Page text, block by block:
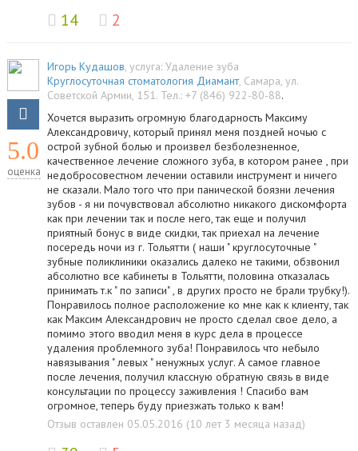
14 2
5.0
оценка
Игорь Кудашов, услуга: Удаление зуба
Круглосуточная стоматология Диамант, Самара, ул.
Советской Армии, 151. Тел.: +7 (846) 922-80-88.
Хочется выразить огромную благодарность Максиму
Александровичу, который принял меня поздней ночью с
острой зубной болью и произвел безболезненное,
качественное лечение сложного зуба, в котором ранее , при
недобросовестном лечении оставили инструмент и ничего
не сказали. Мало того что при панической боязни лечения
зубов - я ни почувствовал абсолютно никакого дискомфорта
как при лечении так и после него, так еще и получил
приятный бонус в виде скидки, так приехал на лечение
посередь ночи из г. Тольятти ( наши " круглосуточные "
зубные поликлиники оказались далеко не такими, обзвонил
абсолютно все кабинеты в Тольятти, половина отказалась
принимать т.к " по записи" , в других просто не брали трубку!).
Понравилось полное расположение ко мне как к клиенту, так
как Максим Александрович не просто сделал свое дело, а
помимо этого вводил меня в курс дела в процессе
удаления проблемного зуба! Понравилось что небыло
навязывания " левых " ненужных услуг. А самое главное
после лечения, получил классную обратную связь в виде
консультации по процессу заживления ! Спасибо вам
огромное, теперь буду приезжать только к вам!
Отзыв оставлен 05.05.2016 (10 лет 3 месяца назад)